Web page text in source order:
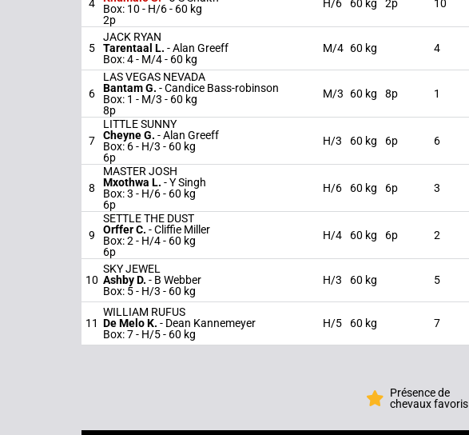
4
Box: 10 - H/6 - 60 kg
2p
H/6 60 kg 2p 10
5
JACK RYAN
Tarentaal L. -Alan Greeff
Box: 4 - M/4 - 60 kg
M/4 60 kg 4
6
LAS VEGAS NEVADA
Bantam G. -Candice Bass-robinson
Box: 1 - M/3 - 60 kg
8p
M/3 60 kg 8p 1
7
LITTLE SUNNY
Cheyne G. -Alan Greeff
Box: 6 - H/3 - 60 kg
6p
H/3 60 kg 6p 6
8
MASTER JOSH
Mxothwa L. -Y Singh
Box: 3 - H/6 - 60 kg
6p
H/6 60 kg 6p 3
9
SETTLE THE DUST
Orffer C. -Cliffie Miller
Box: 2 - H/4 - 60 kg
6p
H/4 60 kg 6p 2
10
SKY JEWEL
Ashby D. - B Webber
Box: 5 - H/3 - 60 kg
H/3 60 kg 5
11
WILLIAM RUFUS
De Melo K. - Dean Kannemeyer
Box: 7 - H/5 - 60 kg
H/5 60 kg 7
Présence de
chevaux favoris